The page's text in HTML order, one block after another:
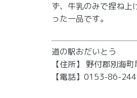
ず、牛乳のみで捏ね上
った一品です。
道の駅おだいとう
【住所】 野付郡別海
【電話】0153-86-